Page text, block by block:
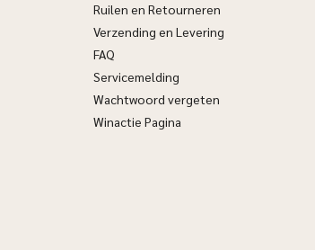
Ruilen en Retourneren
Verzending en Levering
FAQ
Servicemelding
Wachtwoord vergeten
Winactie Pagina